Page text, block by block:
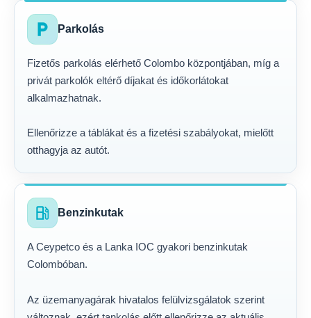
local_parking Parkolás
Fizetős parkolás elérhető Colombo központjában, míg a
privát parkolók eltérő díjakat és időkorlátokat
alkalmazhatnak.
Ellenőrizze a táblákat és a fizetési szabályokat, mielőtt
otthagyja az autót.
local_gas_station Benzinkutak
A Ceypetco és a Lanka IOC gyakori benzinkutak
Colombóban.
Az üzemanyagárak hivatalos felülvizsgálatok szerint